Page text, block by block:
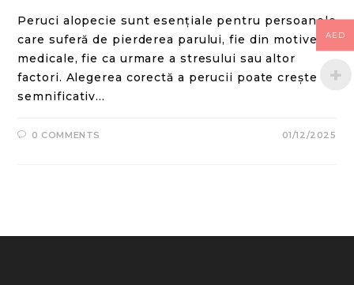
Peruci alopecie sunt esențiale pentru persoanele
care suferă de pierderea parului, fie din motive
medicale, fie ca urmare a stresului sau altor
factori. Alegerea corectă a perucii poate crește
semnificativ…
0 COMMENTS 01/12/2025
AED